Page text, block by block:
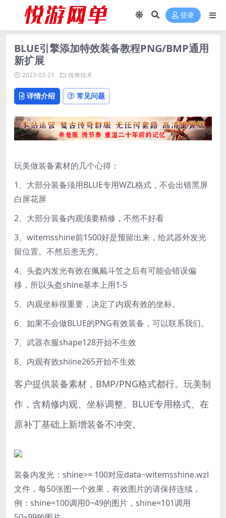
登录
BLUE引擎添加特效装备教程PNG/BMP通用
新扩展
2023-03-21 传奇技术
详情介绍 常见问题
玩美做装备素材的几个心得：
1、大部分装备须用BLUE专用WZL格式，不会出错黑屏
白屏花屏
2、大部分装备内观须要精修，不然不好看
3、witemsshine前1500好是预留出来，给武器外发光
留位置。不然后患无穷。
4、头盔内发光有效在佩戴斗笠之后有可能会错误偏
移，所以头盔shine基本上用1-5
5、内观坐标很重要，决定了内观有效的坐标。
6、如果不会做BLUE的PNG有效装备，可以联系我们。
7、武器衣服shape128开始不生效
8、内观有效shiine265开始不生效
客户提供装备素材，BMP/PNG格式都行。玩美制
作，含精修内观、坐标调整、BLUE专用格式、在
原补丁基础上新增装备不冲突。
装备内发光：shine>= 100对应data~witemsshine.wzl
文件，每50张图一个效果，有效图片的请保持连续，
例：shine=100调用0~49的图片，shine=101调用